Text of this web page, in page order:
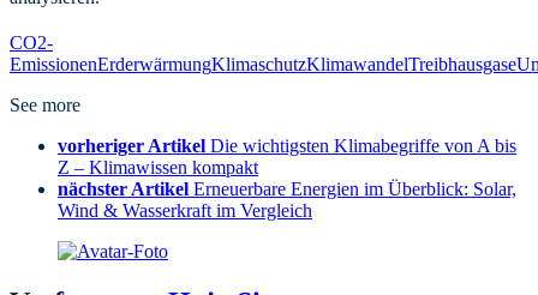
CO2-
EmissionenErderwärmungKlimaschutzKlimawandelTreibhausgase
See more
vorheriger Artikel Die wichtigsten Klimabegriffe von A bis
Z – Klimawissen kompakt
nächster Artikel Erneuerbare Energien im Überblick: Solar,
Wind & Wasserkraft im Vergleich